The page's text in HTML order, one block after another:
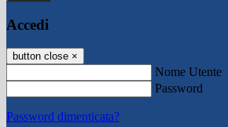
Accedi
button close ×
Nome Utente
Password
Password dimenticata?